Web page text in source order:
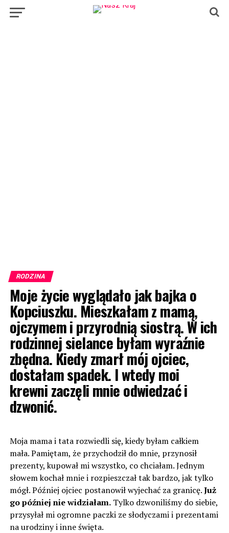
RODZINA
Moje życie wyglądało jak bajka o
Kopciuszku. Mieszkałam z mamą,
ojczymem i przyrodnią siostrą. W ich
rodzinnej sielance byłam wyraźnie
zbędna. Kiedy zmarł mój ojciec,
dostałam spadek. I wtedy moi
krewni zaczęli mnie odwiedzać i
dzwonić.
Moja mama i tata rozwiedli się, kiedy byłam całkiem
mała. Pamiętam, że przychodził do mnie, przynosił
prezenty, kupował mi wszystko, co chciałam. Jednym
słowem kochał mnie i rozpieszczał tak bardzo, jak tylko
mógł. Później ojciec postanowił wyjechać za granicę.Już
go później nie widziałam.Tylko dzwoniliśmy do siebie,
przysyłał mi ogromne paczki ze słodyczami i prezentami
na urodziny i inne święta.